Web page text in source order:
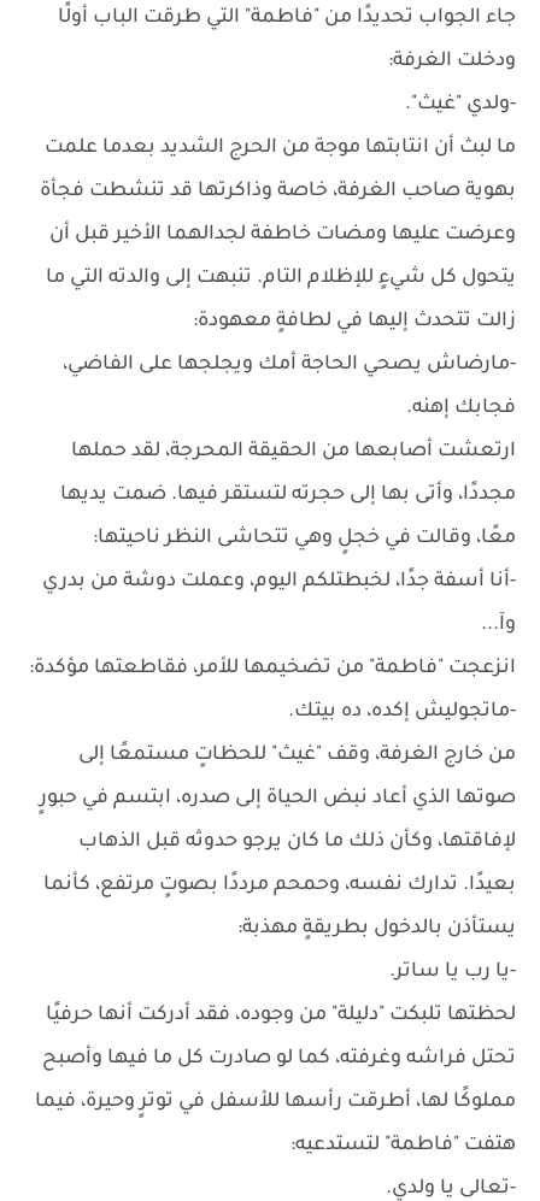
جاء الجواب تحديدًا من "فاطمة" التي طرقت الباب أولًا
ودخلت الغرفة:
-ولدي "غيث".
ما لبث أن انتابتها موجة من الحرج الشديد بعدما علمت
بهوية صاحب الغرفة، خاصة وذاكرتها قد تنشطت فجأة
وعرضت عليها ومضات خاطفة لجدالهما الأخير قبل أن
يتحول كل شيءٍ للإظلام التام. تنبهت إلى والدته التي ما
زالت تتحدث إليها في لطافةٍ معهودة:
-مارضاش يصحي الحاجة أمك ويجلجها على الفاضي،
فجابك إهنه.
ارتعشت أصابعها من الحقيقة المحرجة، لقد حملها
مجددًا، وأتى بها إلى حجرته لتستقر فيها. ضمت يديها
معًا، وقالت في خجلٍ وهي تتحاشى النظر ناحيتها:
-أنا أسفة جدًا، لخبطتلكم اليوم، وعملت دوشة من بدري
وآ...
انزعجت "فاطمة" من تضخيمها للأمر، فقاطعتها مؤكدة:
-ماتجوليش إكده، ده بيتك.
من خارج الغرفة، وقف "غيث" للحظاتٍ مستمعًا إلى
صوتها الذي أعاد نبض الحياة إلى صدره، ابتسم في حبورٍ
لإفاقتها، وكأن ذلك ما كان يرجو حدوثه قبل الذهاب
بعيدًا. تدارك نفسه، وحمحم مرددًا بصوتٍ مرتفع، كأنما
يستأذن بالدخول بطريقةٍ مهذبة:
-يا رب يا ساتر.
لحظتها تلبكت "دليلة" من وجوده، فقد أدركت أنها حرفيًا
تحتل فراشه وغرفته، كما لو صادرت كل ما فيها وأصبح
مملوكًا لها، أطرقت رأسها للأسفل في توترٍ وحيرة، فيما
هتفت "فاطمة" لتستدعيه:
-تعالى يا ولدي.